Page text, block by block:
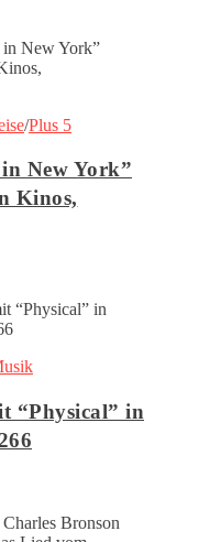
/Plus 5
New York”
Kinos,
“Physical” in